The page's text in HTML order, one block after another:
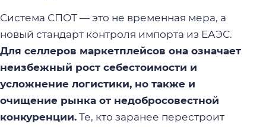
Система СПОТ — это не временная мера, а
новый стандарт контроля импорта из ЕАЭС.
Для селлеров маркетплейсов она означает
неизбежный рост себестоимости и
усложнение логистики, но также и
очищение рынка от недобросовестной
конкуренции. Те, кто заранее перестроит